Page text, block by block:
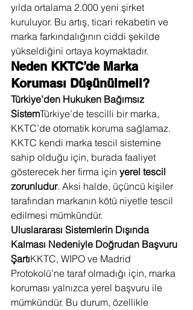
yılda ortalama 2.000 yeni şirket
kuruluyor. Bu artış, ticari rekabetin ve
marka farkındalığının ciddi şekilde
yükseldiğini ortaya koymaktadır.
Neden KKTC’de Marka
Koruması Düşünülmeli?
Türkiye’den Hukuken Bağımsız
SistemTürkiye’de tescilli bir marka,
KKTC’de otomatik koruma sağlamaz.
KKTC kendi marka tescil sistemine
sahip olduğu için, burada faaliyet
gösterecek her firma için yerel tescil
zorunludur. Aksi halde, üçüncü kişiler
tarafından markanın kötü niyetle tescil
edilmesi mümkündür.
Uluslararası Sistemlerin Dışında
Kalması Nedeniyle Doğrudan Başvuru
ŞartıKKTC, WIPO ve Madrid
Protokolü’ne taraf olmadığı için, marka
koruması yalnızca yerel başvuru ile
mümkündür. Bu durum, özellikle